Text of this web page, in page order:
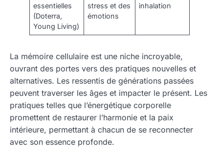
essentielles
(Doterra,
Young Living)
stress et des
émotions
inhalation
La mémoire cellulaire est une niche incroyable,
ouvrant des portes vers des pratiques nouvelles et
alternatives. Les ressentis de générations passées
peuvent traverser les âges et impacter le présent. Les
pratiques telles que l’énergétique corporelle
promettent de restaurer l’harmonie et la paix
intérieure, permettant à chacun de se reconnecter
avec son essence profonde.